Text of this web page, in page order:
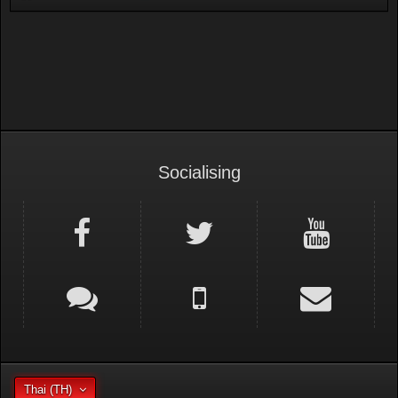
Socialising
Thai (TH)